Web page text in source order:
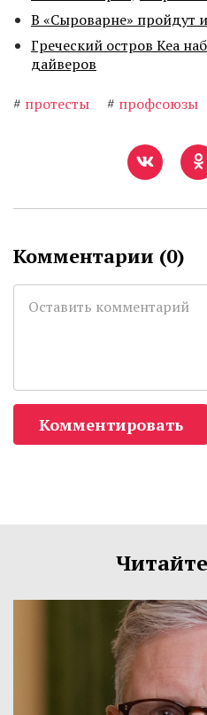
В «Сыроварне» пройдут
Греческий остров Кеа
дайверов
# протесты # профсоюзы
Комментарии (0)
Комментировать